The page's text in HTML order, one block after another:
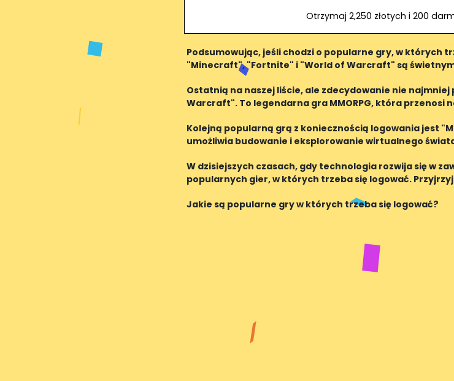
Otrzymaj 2,250 złotych i 200
Podsumowując, jeśli chodzi o popularne gry, w których
"Minecraft", "Fortnite" i "World of Warcraft" są
będziemy m
Ostatnią na naszej liście, ale zdecydowanie nie
Warcraft". To legendarna gra MMORPG, która przenosi
Kolejną popularną grą z koniecznością logowania jest
umożliwia budowanie i eksplorowanie wirtualnego
W dzisiejszych czasach, gdy technologia rozwija się w
popularnych gier, w których trzeba się logować.
Jakie są popularne gry w których trzeba się logować?